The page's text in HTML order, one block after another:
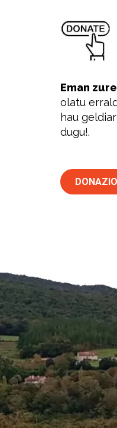
Eman
olatu
hau
dugu!.